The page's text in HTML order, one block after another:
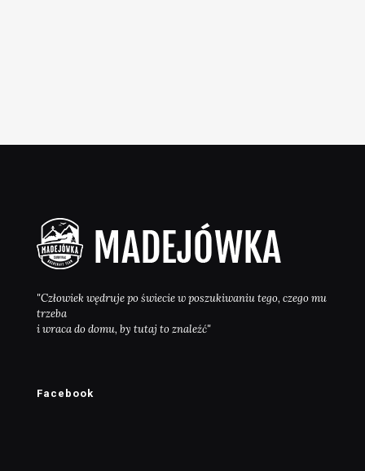
"Człowiek wędruje po świecie w poszukiwaniu tego, czego mu
trzeba
i wraca do domu, by tutaj to znaleźć"
Facebook